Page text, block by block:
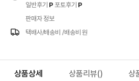
일반후기 P 포토후기 P
판매자 정보
택배사/배송비 /배송비 원
상품상세 상품리뷰() 상